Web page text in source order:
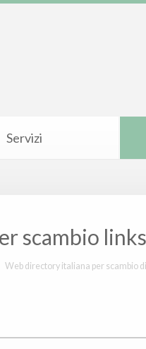
Servizi
scambio
Web directory italiana per scambio